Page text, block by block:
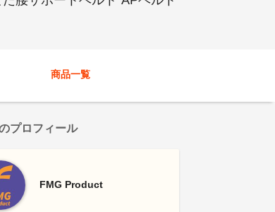
商品一覧
プロフィール
FMG Product